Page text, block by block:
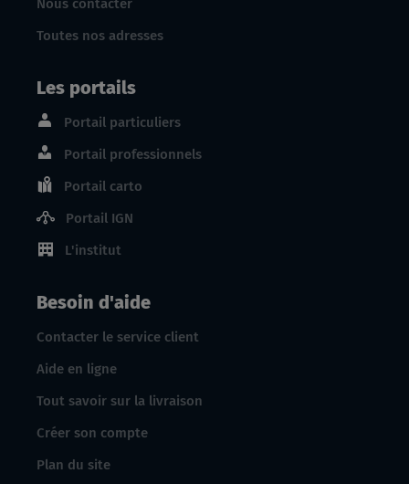
Toutes nos adresses
Les portails
Portail particuliers
Portail professionnels
Portail carto
Portail IGN
L'institut
Besoin d'aide
Contacter le service client
Aide en ligne
Tout savoir sur la livraison
Créer son compte
Plan du site